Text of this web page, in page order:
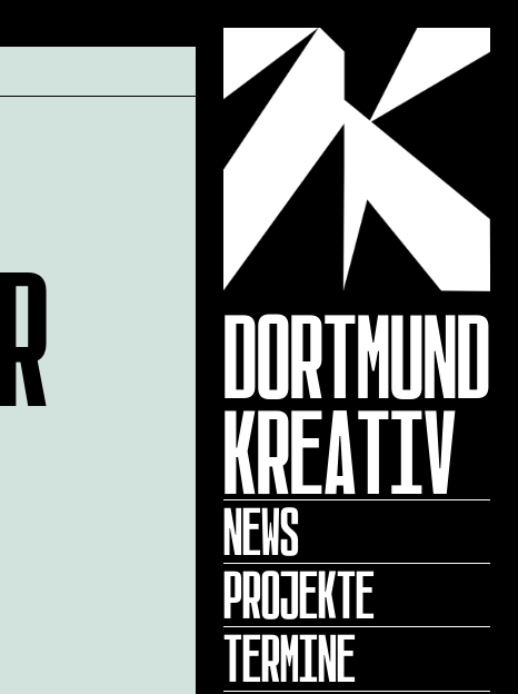
DORTMUND
KREATIV
NEWS
PROJEKTE
TERMINE